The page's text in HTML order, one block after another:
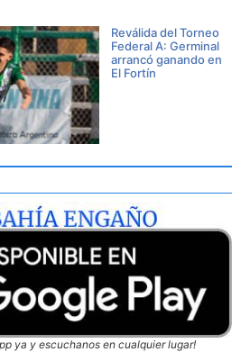
Reválida del Torneo
Federal A: Germinal
arrancó ganando en
El Fortín
ya y escuchanos en cualquier lugar!